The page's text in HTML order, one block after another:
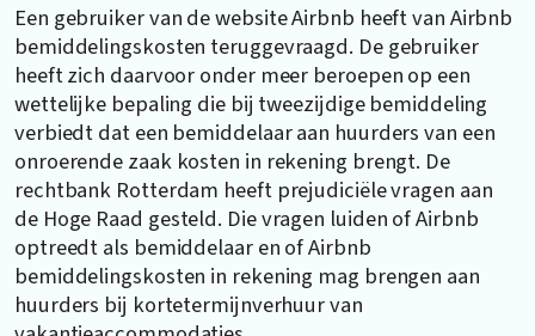
Een gebruiker van de website Airbnb heeft van Airbnb
bemiddelingskosten teruggevraagd. De gebruiker
heeft zich daarvoor onder meer beroepen op een
wettelijke bepaling die bij tweezijdige bemiddeling
verbiedt dat een bemiddelaar aan huurders van een
onroerende zaak kosten in rekening brengt. De
rechtbank Rotterdam heeft prejudiciële vragen aan
de Hoge Raad gesteld. Die vragen luiden of Airbnb
optreedt als bemiddelaar en of Airbnb
bemiddelingskosten in rekening mag brengen aan
huurders bij kortetermijnverhuur van